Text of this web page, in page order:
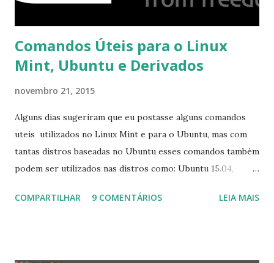
Comandos Úteis para o Linux
Mint, Ubuntu e Derivados
novembro 21, 2015
Alguns dias sugeriram que eu postasse alguns comandos
uteis utilizados no Linux Mint e para o Ubuntu, mas com
tantas distros baseadas no Ubuntu esses comandos também
podem ser utilizados nas distros como: Ubuntu 15.04,
Linux Mint 17, Pinguy OS 14.04, Elementary OS 0.3, Deepin
COMPARTILHAR 9 COMENTÁRIOS LEIA MAIS